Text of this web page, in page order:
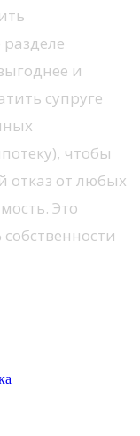
и
супруге
чтобы
отказ от любых
Это